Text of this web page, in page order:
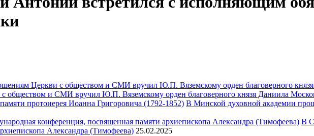
обществом и СМИ вручил Ю.П. Вяземскому орден благоверного князя Даниила
В Минской духовной академии
В
Александра (Тимофеева) 25.02.2025